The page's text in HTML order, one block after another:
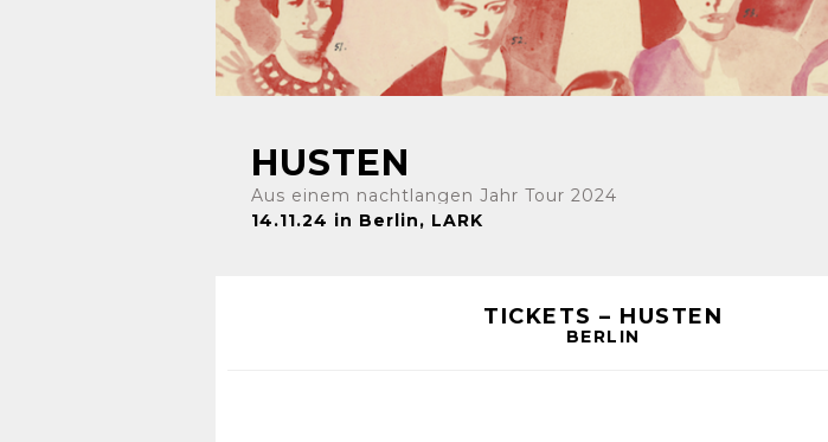
HUSTEN
Aus einem nachtlangen Jahr Tour 2024
14.11.24 in Berlin, LARK
TICKETS – HUSTEN
BERLIN